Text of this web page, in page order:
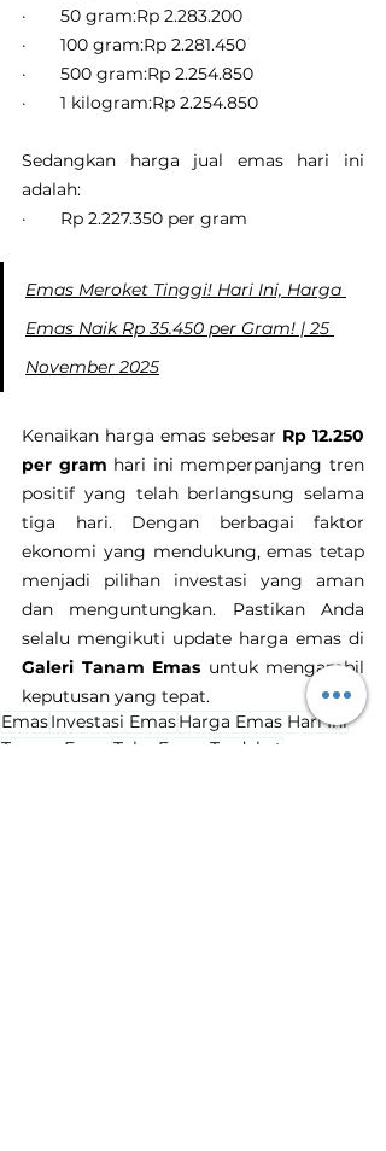
·       50 gram:Rp 2.283.200
·       100 gram:Rp 2.281.450
·       500 gram:Rp 2.254.850
·       1 kilogram:Rp 2.254.850
Sedangkan harga jual emas hari ini
adalah:
·       Rp 2.227.350 per gram
Emas Meroket Tinggi! Hari Ini, Harga
Emas Naik Rp 35.450 per Gram! | 25
November 2025
Kenaikan harga emas sebesar Rp 12.250
per gram hari ini memperpanjang tren
positif yang telah berlangsung selama
tiga hari. Dengan berbagai faktor
ekonomi yang mendukung, emas tetap
menjadi pilihan investasi yang aman
dan menguntungkan. Pastikan Anda
Galeri Tanam Emas untuk mengambil
keputusan yang tepat.
EmasInvestasi EmasHarga Emas Hari Ini
Tanam Emas
Toko Emas Terdekat